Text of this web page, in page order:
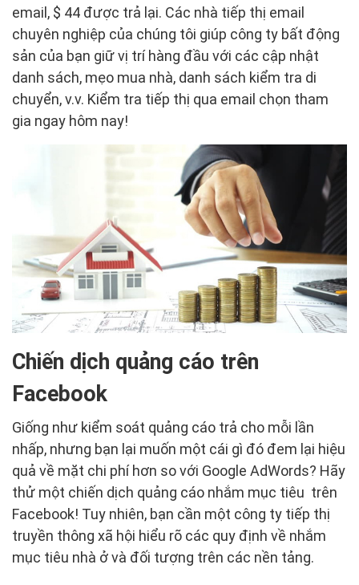
email, $ 44 được trả lại. Các nhà tiếp thị email
chuyên nghiệp của chúng tôi giúp công ty bất động
sản của bạn giữ vị trí hàng đầu với các cập nhật
danh sách, mẹo mua nhà, danh sách kiểm tra di
chuyển, v.v. Kiểm tra tiếp thị qua email chọn tham
gia ngay hôm nay!
Chiến dịch quảng cáo trên
Facebook
Giống như kiểm soát quảng cáo trả cho mỗi lần
nhấp, nhưng bạn lại muốn một cái gì đó đem lại hiệu
quả về mặt chi phí hơn so với Google AdWords? Hãy
thử một chiến dịch quảng cáo nhắm mục tiêu trên
Facebook! Tuy nhiên, bạn cần một công ty tiếp thị
truyền thông xã hội hiểu rõ các quy định về nhắm
mục tiêu nhà ở và đối tượng trên các nền tảng.